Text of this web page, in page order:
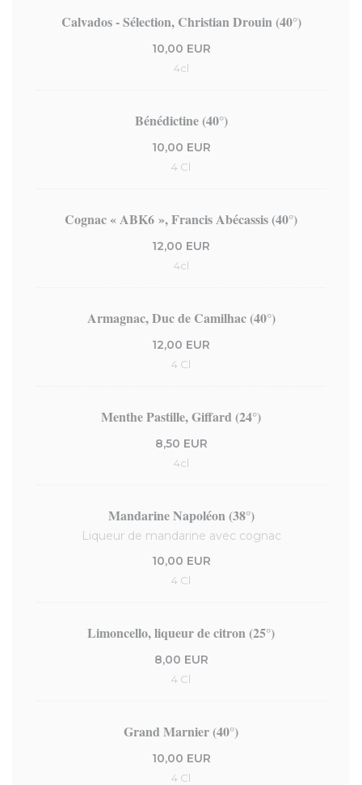
Calvados - Sélection, Christian Drouin (40°)
10,00 EUR
4cl
Bénédictine (40°)
10,00 EUR
4 Cl
Cognac « ABK6 », Francis Abécassis (40°)
12,00 EUR
4cl
Armagnac, Duc de Camilhac (40°)
12,00 EUR
4 Cl
Menthe Pastille, Giffard (24°)
8,50 EUR
4cl
Mandarine Napoléon (38°)
Liqueur de mandarine avec cognac
10,00 EUR
4 Cl
Limoncello, liqueur de citron (25°)
8,00 EUR
4 Cl
Grand Marnier (40°)
10,00 EUR
4 Cl